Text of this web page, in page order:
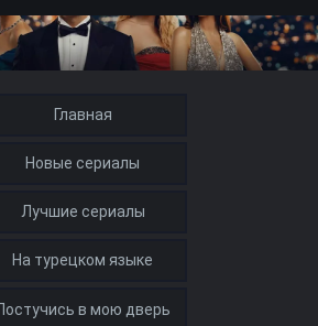
Главная
Новые сериалы
Лучшие сериалы
На турецком языке